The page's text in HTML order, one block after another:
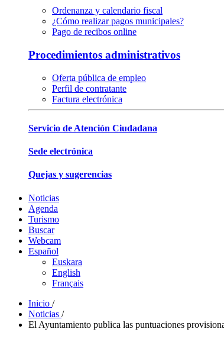
Ordenanza y calendario fiscal
¿Cómo realizar pagos municipales?
Pago de recibos online
Procedimientos administrativos
Oferta pública de empleo
Perfil de contratante
Factura electrónica
Servicio de Atención Ciudadana
Sede electrónica
Quejas y sugerencias
Noticias
Agenda
Turismo
Buscar
Webcam
Español
Euskara
English
Français
Inicio /
Noticias /
El Ayuntamiento publica las puntuaciones